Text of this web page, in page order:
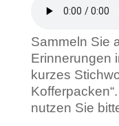
Sammeln Sie
Erinnerungen
kurzes
nutzen Sie